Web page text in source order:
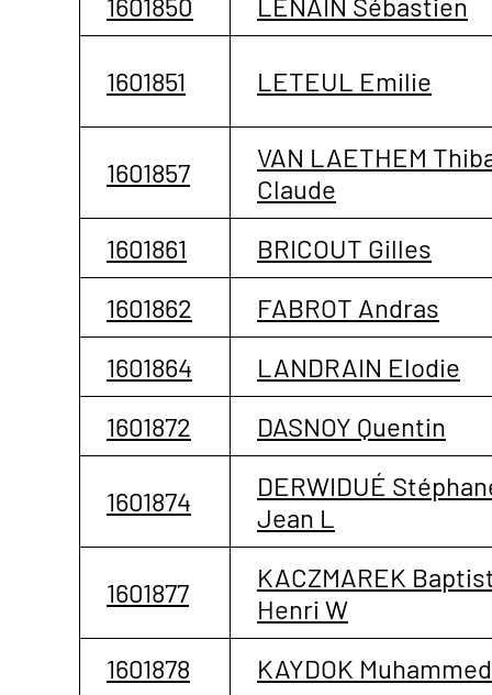
1601851 LETEUL Emilie
1601857
VAN LAETHEM
Claude
1601861
BRICOUT Gilles
1601862
FABROT Andras
1601864
LANDRAIN Elodie
1601872
DASNOY Quentin
1601874
DERWIDUÉ
Jean L
1601877
KACZMAREK
Henri W
1601878
KAYDOK Muhammed